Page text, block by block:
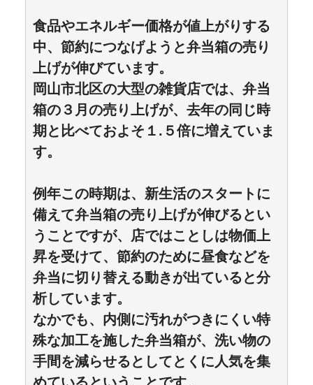
食品やエネルギー価格が値上がりする
中、節約につなげようと弁当箱の売り
上げが伸びています。
岡山市北区の大型の雑貨店では、弁当
箱の３月の売り上げが、去年の同じ時
期と比べておよそ１.５倍に増えていま
す。
例年この時期は、新生活のスタートに
備えて弁当箱の売り上げが伸びるとい
うことですが、店ではことしは物価上
昇を受けて、節約のために昼食などを
弁当に切り替える動きが出ていると分
析しています。
なかでも、内側に汚れがつきにくい特
殊な加工を施した弁当箱が、洗い物の
手間を減らせるとしてとくに人気を集